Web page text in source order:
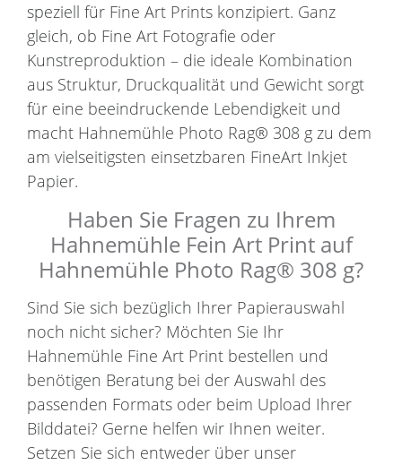
speziell für Fine Art Prints konzipiert. Ganz
gleich, ob Fine Art Fotografie oder
Kunstreproduktion – die ideale Kombination
aus Struktur, Druckqualität und Gewicht sorgt
für eine beeindruckende Lebendigkeit und
macht Hahnemühle Photo Rag® 308 g zu dem
am vielseitigsten einsetzbaren FineArt Inkjet
Papier.
Haben Sie Fragen zu Ihrem
Hahnemühle Fein Art Print auf
Hahnemühle Photo Rag® 308 g?
Sind Sie sich bezüglich Ihrer Papierauswahl
noch nicht sicher? Möchten Sie Ihr
Hahnemühle Fine Art Print bestellen und
benötigen Beratung bei der Auswahl des
passenden Formats oder beim Upload Ihrer
Bilddatei? Gerne helfen wir Ihnen weiter.
Setzen Sie sich entweder über unser